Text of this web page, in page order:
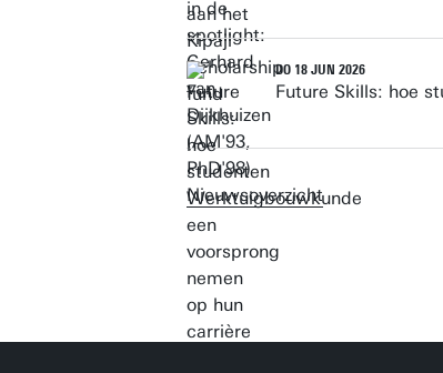
DO 18 JUN 2026
Future Skills: hoe
Nieuwsoverzicht